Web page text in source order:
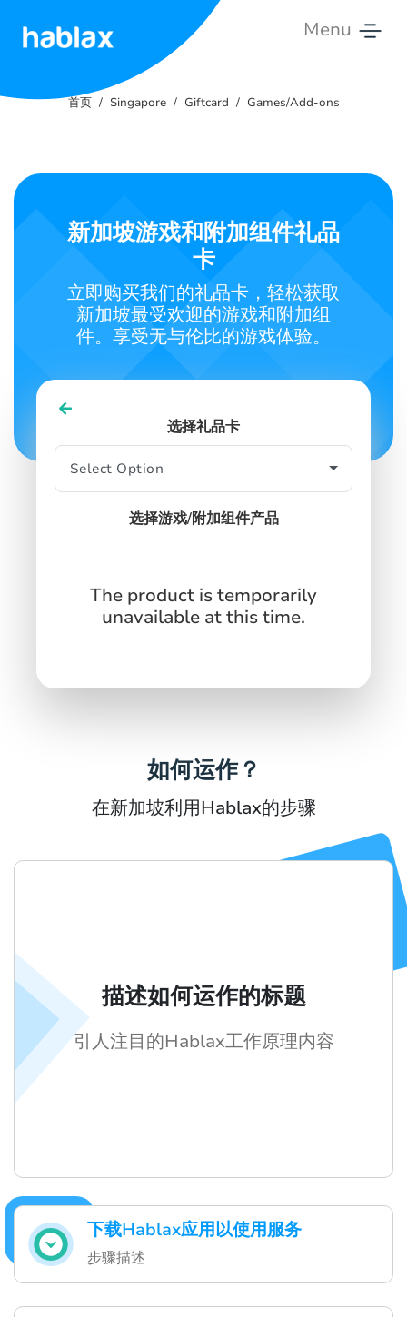
Menu
服
中文
SIGN INSIGN UP
首页 Singapore Giftcard Games/Add-ons
新加坡游戏和附加组件礼品
卡
立即购买我们的礼品卡，轻松获取
新加坡最受欢迎的游戏和附加组
件。享受无与伦比的游戏体验。
选择礼品卡
选择游戏/附加组件产品
The product is temporarily
unavailable at this time.
如何运作？
在新加坡利用Hablax的步骤
下载Hablax应用以使用服务
步骤描述
描述如何运作的标题
引人注目的Hablax工作原理内容